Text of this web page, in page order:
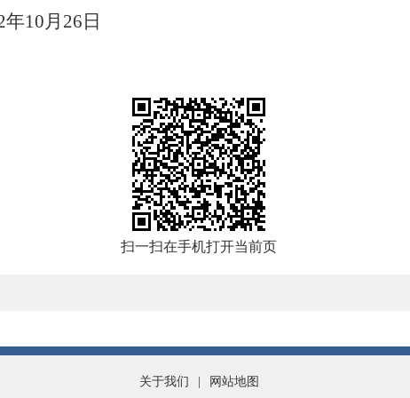
年10月 26 日
扫一扫在手机打开当前页
关于我们 网站地图